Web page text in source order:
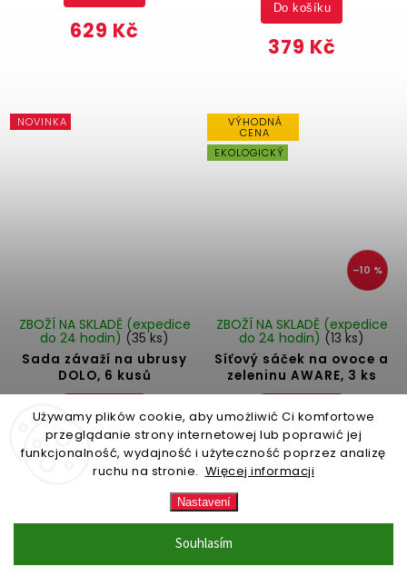
Używamy plików cookie, aby umożliwić Ci komfortowe
przeglądanie strony internetowej lub poprawić jej
funkcjonalność, wydajność i użyteczność poprzez analizę
ruchu na stronie. Więcej informacji
Nastavení
Souhlasím
629 Kč
379 Kč
Do košíku
NOVINKA
Sada závaží na ubrusy
DOLO, 6 kusů
ZBOŽÍ NA SKLADĚ (expedice
do 24 hodin) (35 ks)
199 Kč
VÝHODNÁ
CENA
EKOLOGICKÝ
–10 %
Síťový sáček na ovoce a
zeleninu AWARE, 3 ks
ZBOŽÍ NA SKLADĚ (expedice
do 24 hodin) (13 ks)
251 Kč
VÝHODNÁ
EXKLUZIVNÍ
NOVINKA